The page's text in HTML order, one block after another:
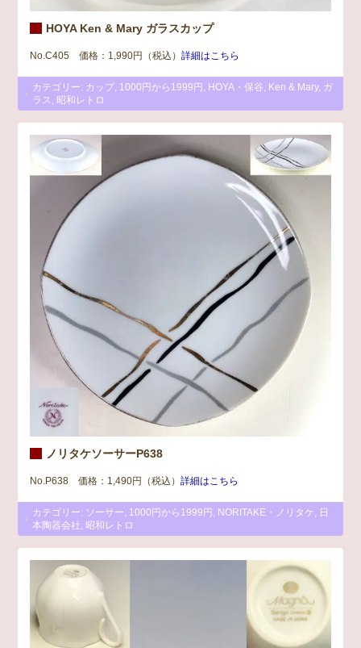
HOYA Ken & Mary ガラスカップ
No.C405 価格：1,990円（税込）詳細はこちら
カテゴリー: カップ , 1000円から1999円 , HOYA・保谷, Ken & Mary, ガ
ラス , 昭和レトロ
ノリタケソーサーP638
No.P638 価格：1,490円（税込）詳細はこちら
カテゴリー: ソーサー 1000円から1999円 NORITAKE・ノリタケ
日
本陶器会社
昭和レトロ